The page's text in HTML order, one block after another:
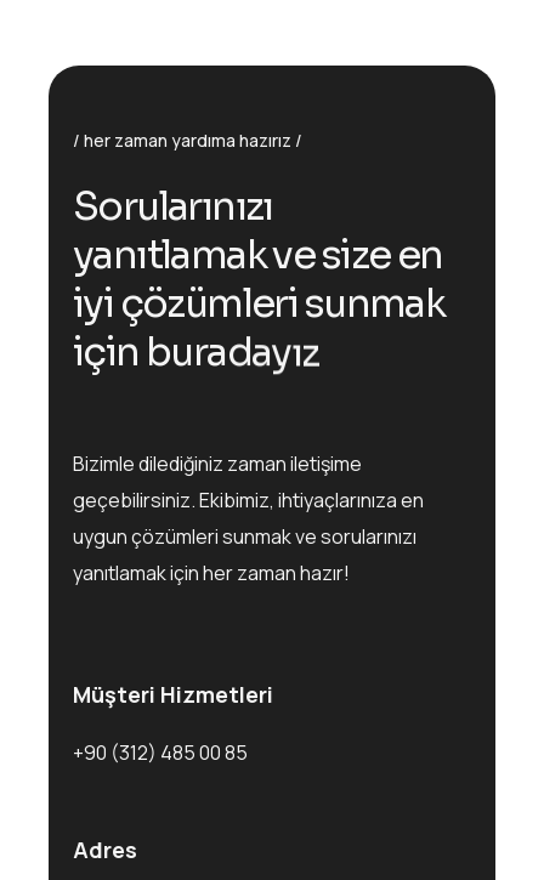
her zaman yardıma hazırız
Sorularınızı
yanıtlamakvesizeen
iyi çözümleri sunmak
için buradayız
Bizimle dilediğiniz zaman iletişime
geçebilirsiniz. Ekibimiz, ihtiyaçlarınıza en
uygun çözümleri sunmak ve sorularınızı
yanıtlamak için her zaman hazır!
Müşteri Hizmetleri
+90 (312) 485 00 85
Adres